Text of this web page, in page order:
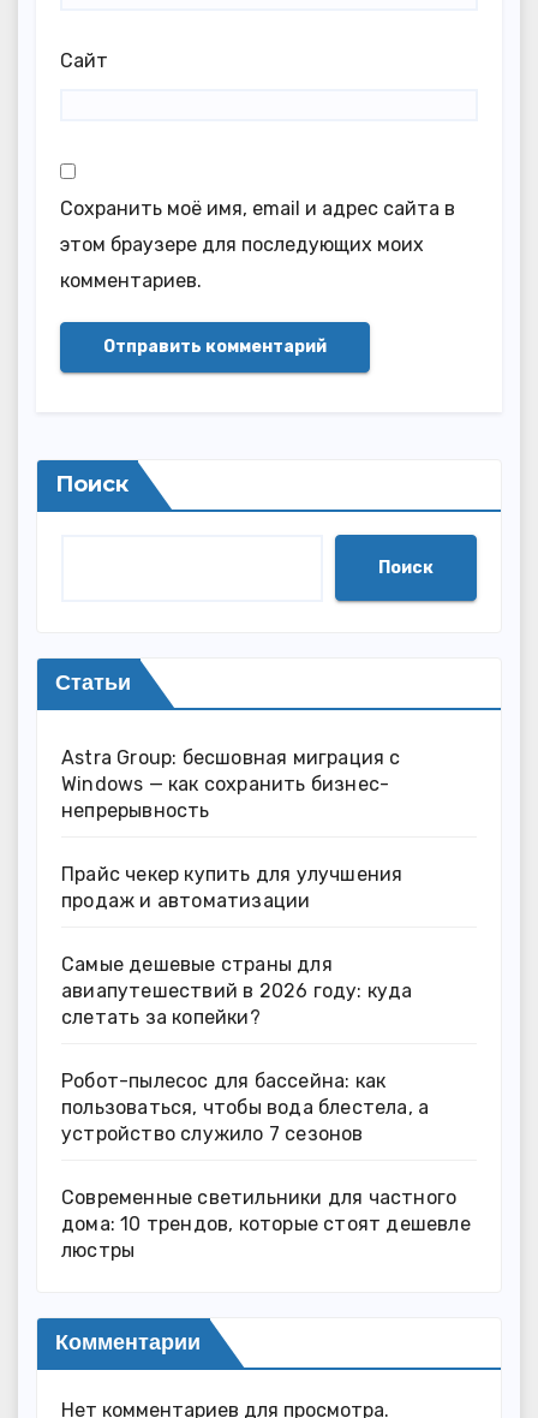
Сайт
Сохранить моё имя, email и адрес сайта в
этом браузере для последующих моих
комментариев.
Поиск
Поиск
Статьи
Astra Group: бесшовная миграция с
Windows — как сохранить бизнес-
непрерывность
Прайс чекер купить для улучшения
продаж и автоматизации
Самые дешевые страны для
авиапутешествий в 2026 году: куда
слетать за копейки?
Робот-пылесос для бассейна: как
пользоваться, чтобы вода блестела, а
устройство служило 7 сезонов
Современные светильники для частного
дома: 10 трендов, которые стоят дешевле
люстры
Комментарии
Нет комментариев для просмотра.